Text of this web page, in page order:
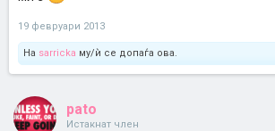
19 февруари 2013
На sarricka му/ѝ се допаѓа ова.
pato
Истакнат член